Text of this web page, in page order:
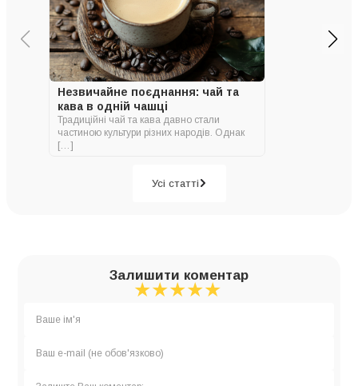
Незвичайне поєднання: чай та
кава в одній чашці
Традиційні чай та кава давно стали
частиною культури різних народів. Однак
[…]
Усі статті
Залишити коментар
★
★★
★★★
★★★★
★★★★★